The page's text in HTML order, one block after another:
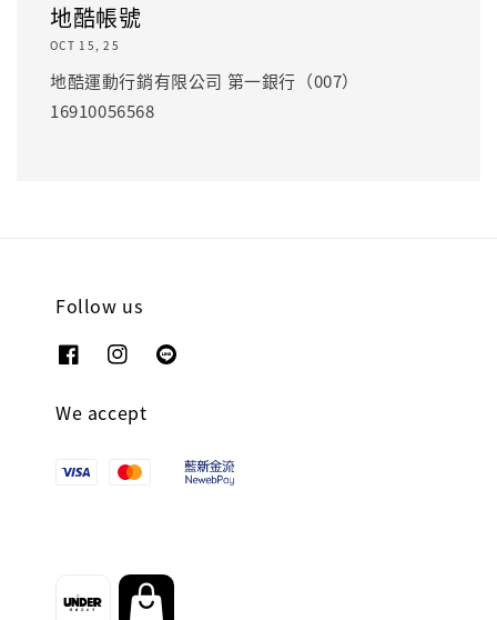
地酷帳號
OCT 15, 25
地酷運動行銷有限公司 第一銀行（007）
16910056568
Follow us
We accept